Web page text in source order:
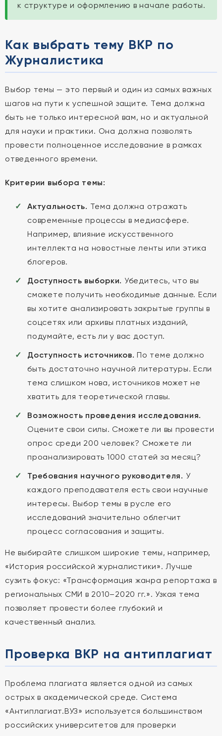
к структуре и оформлению в начале работы.
Как выбрать тему ВКР по
Журналистика
Выбор темы — это первый и один из самых важных
шагов на пути к успешной защите. Тема должна
быть не только интересной вам, но и актуальной
для науки и практики. Она должна позволять
провести полноценное исследование в рамках
отведенного времени.
Критерии выбора темы:
Актуальность. Тема должна отражать
современные процессы в медиасфере.
Например, влияние искусственного
интеллекта на новостные ленты или этика
блогеров.
Доступность выборки. Убедитесь, что вы
сможете получить необходимые данные. Если
вы хотите анализировать закрытые группы в
соцсетях или архивы платных изданий,
подумайте, есть ли у вас доступ.
Доступность источников. По теме должно
быть достаточно научной литературы. Если
тема слишком нова, источников может не
хватить для теоретической главы.
Возможность проведения исследования.
Оцените свои силы. Сможете ли вы провести
опрос среди 200 человек? Сможете ли
проанализировать 1000 статей за месяц?
Требования научного руководителя. У
каждого преподавателя есть свои научные
интересы. Выбор темы в русле его
исследований значительно облегчит
процесс согласования и защиты.
Не выбирайте слишком широкие темы, например,
«История российской журналистики». Лучше
сузить фокус: «Трансформация жанра репортажа в
региональных СМИ в 2010–2020 гг.». Узкая тема
позволяет провести более глубокий и
качественный анализ.
Проверка ВКР на антиплагиат
Проблема плагиата является одной из самых
острых в академической среде. Система
«Антиплагиат.ВУЗ» используется большинством
российских университетов для проверки